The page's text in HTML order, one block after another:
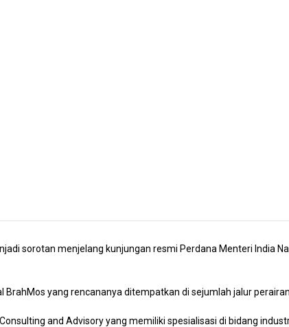
sorotan menjelang kunjungan resmi Perdana Menteri India
yang rencananya ditempatkan di sejumlah jalur
and Advisory yang memiliki spesialisasi di bidang